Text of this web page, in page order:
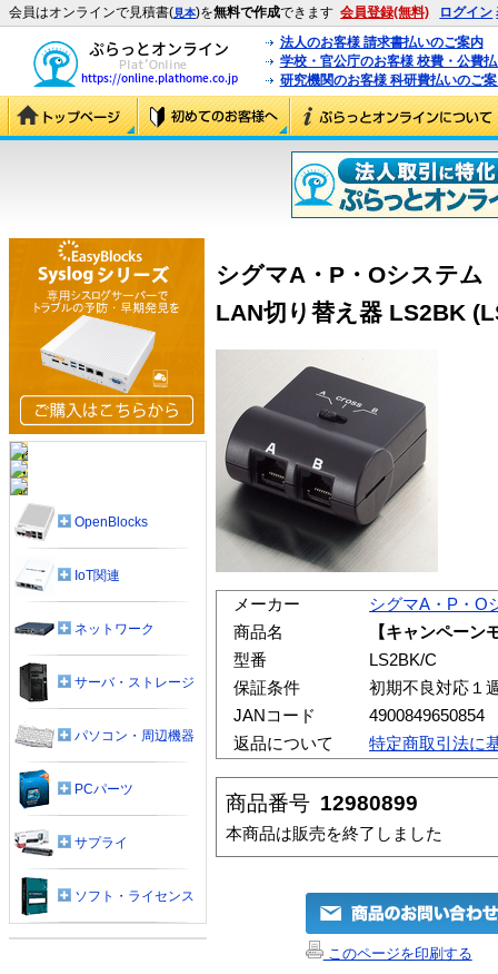
会員はオンラインで見積書(見本)を無料で作成できます 会員登録(無料) ログイン
法人のお客様 請求書払いのご案内
学校・官公庁のお客様 校費・公費
研究機関のお客様 科研費払いのご
シグマA・P・Oシステム
LAN切り替え器 LS2BK
メーカー
シグマA・P・O
商品名
【キャンペー
型番
LS2BK/C
保証条件
初期不良対応１
JANコード
4900849650854
返品について
特定商取引法に
商品番号 12980899
本商品は販売を終了しました
このページを印刷する
OpenBlocks
IoT関連
ネットワーク
サーバ・ストレージ
パソコン・周辺機器
PCパーツ
サプライ
ソフト・ライセンス